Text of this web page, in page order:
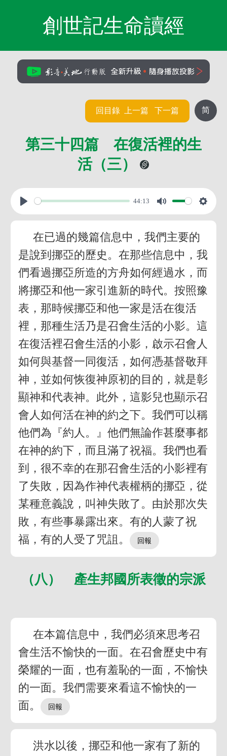
創世記生命讀經
简
回目錄 上一篇 下一篇
第三十四篇 在復活裡的生
活（三）
44:13
在已過的幾篇信息中，我們主要的
是說到挪亞的歷史。在那些信息中，我
們看過挪亞所造的方舟如何經過水，而
將挪亞和他一家引進新的時代。按照豫
表，那時候挪亞和他一家是活在復活
裡，那種生活乃是召會生活的小影。這
在復活裡召會生活的小影，啟示召會人
如何與基督一同復活，如何憑基督敬拜
神，並如何恢復神原初的目的，就是彰
顯神和代表神。此外，這影兒也顯示召
會人如何活在神的約之下。我們可以稱
他們為『約人。』他們無論作甚麼事都
在神的約下，而且滿了祝福。我們也看
到，很不幸的在那召會生活的小影裡有
了失敗，因為作神代表權柄的挪亞，從
某種意義說，叫神失敗了。由於那次失
敗，有些事暴露出來。有的人蒙了祝
福，有的人受了咒詛。
（八） 產生邦國所表徵的宗派
在本篇信息中，我們必須來思考召
會生活不愉快的一面。在召會歷史中有
榮耀的一面，也有羞恥的一面，不愉快
的一面。我們需要來看這不愉快的一
面。
洪水以後，挪亞和他一家有了新的